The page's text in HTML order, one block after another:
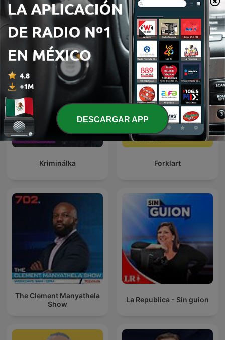
24 Oras Podcast Global News Podcast
Kriminálka Forklart
The Clement Manyathela
Show
La Republica - Sin guion
DESCARGAR APP